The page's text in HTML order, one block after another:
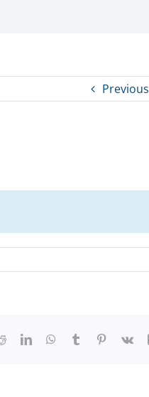
Previous
RedditLinkedInWhatsApp
Tumblr Pinterest
Vk